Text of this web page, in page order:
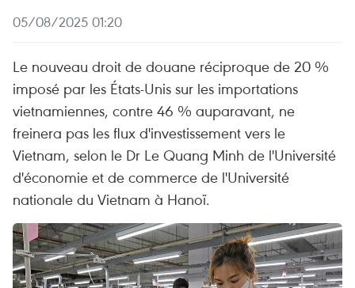
05/08/2025 01:20
Le nouveau droit de douane réciproque de 20 %
imposé par les États-Unis sur les importations
vietnamiennes, contre 46 % auparavant, ne
freinera pas les flux d'investissement vers le
Vietnam, selon le Dr Le Quang Minh de l'Université
d'économie et de commerce de l'Université
nationale du Vietnam à Hanoï.